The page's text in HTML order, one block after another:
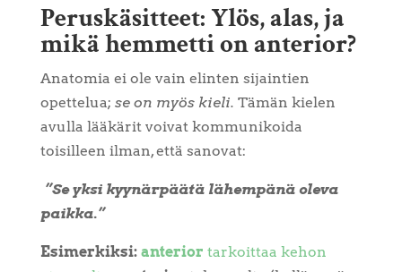
Peruskäsitteet: Ylös, alas, ja
mikä hemmetti on anterior?
Anatomia ei ole vain elinten sijaintien
opettelua; se on myös kieli. Tämän kielen
avulla lääkärit voivat kommunikoida
toisilleen ilman, että sanovat:
”Se yksi kyynärpäätä lähempänä oleva
paikka.”
Esimerkiksi: anterior tarkoittaa kehon